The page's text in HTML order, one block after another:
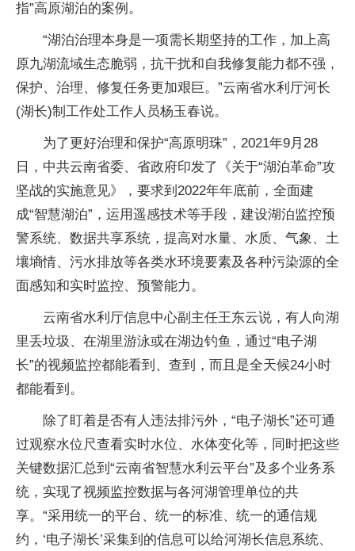
指”高原湖泊的案例。
“湖泊治理本身是一项需长期坚持的工作，加上高
原九湖流域生态脆弱，抗干扰和自我修复能力都不强，
保护、治理、修复任务更加艰巨。”云南省水利厅河长
(湖长)制工作处工作人员杨玉春说。
为了更好治理和保护“高原明珠”，2021年9月28
日，中共云南省委、省政府印发了《关于“湖泊革命”攻
坚战的实施意见》，要求到2022年年底前，全面建
成“智慧湖泊”，运用遥感技术等手段，建设湖泊监控预
警系统、数据共享系统，提高对水量、水质、气象、土
壤墒情、污水排放等各类水环境要素及各种污染源的全
面感知和实时监控、预警能力。
云南省水利厅信息中心副主任王东云说，有人向湖
里丢垃圾、在湖里游泳或在湖边钓鱼，通过“电子湖
长”的视频监控都能看到、查到，而且是全天候24小时
都能看到。
除了盯着是否有人违法排污外，“电子湖长”还可通
过观察水位尺查看实时水位、水体变化等，同时把这些
关键数据汇总到“云南省智慧水利云平台”及多个业务系
统，实现了视频监控数据与各河湖管理单位的共
享。“采用统一的平台、统一的标准、统一的通信规
约，‘电子湖长’采集到的信息可以给河湖长信息系统、